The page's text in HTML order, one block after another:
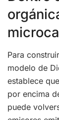
Para
modelo de
establece
por encima
puede